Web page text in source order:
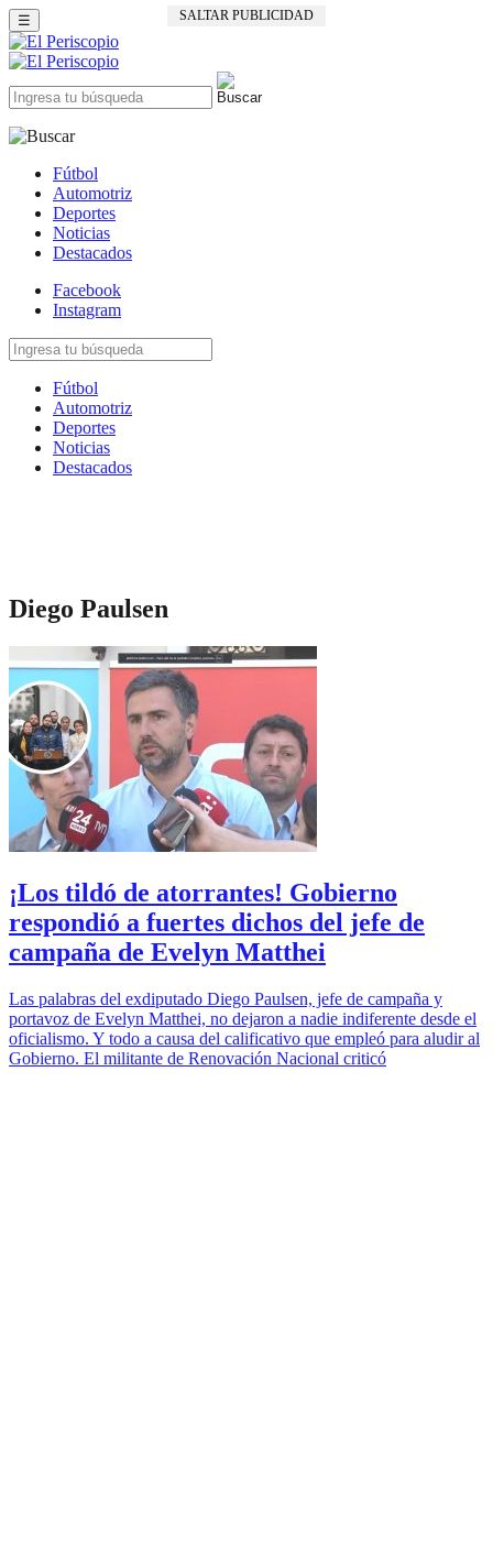
SALTAR PUBLICIDAD
☰
Fútbol
Automotriz
Deportes
Noticias
Destacados
Facebook
Instagram
Fútbol
Automotriz
Deportes
Noticias
Destacados
Diego Paulsen
¡Los tildó de atorrantes! Gobierno
respondió a fuertes dichos del jefe de
campaña de Evelyn Matthei
Las palabras del exdiputado Diego Paulsen, jefe de campaña y
portavoz de Evelyn Matthei, no dejaron a nadie indiferente desde el
oficialismo. Y todo a causa del calificativo que empleó para aludir al
Gobierno. El militante de Renovación Nacional criticó